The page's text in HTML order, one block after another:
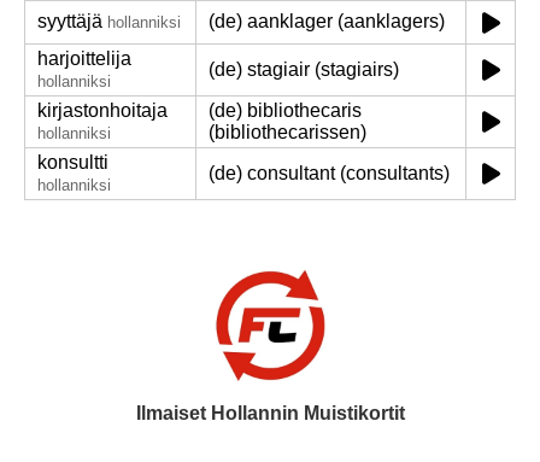
syyttäjä hollanniksi
(de) aanklager (aanklagers)
harjoittelija
hollanniksi
(de) stagiair (stagiairs)
kirjastonhoitaja
hollanniksi
(de) bibliothecaris
(bibliothecarissen)
konsultti
hollanniksi
(de) consultant (consultants)
Ilmaiset Hollannin Muistikortit